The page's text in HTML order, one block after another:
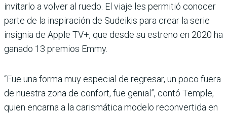
invitarlo a volver al ruedo. El viaje les permitió conocer
parte de la inspiración de Sudeikis para crear la serie
insignia de Apple TV+, que desde su estreno en 2020 ha
ganado 13 premios Emmy.
“Fue una forma muy especial de regresar, un poco fuera
de nuestra zona de confort, fue genial”, contó Temple,
quien encarna a la carismática modelo reconvertida en